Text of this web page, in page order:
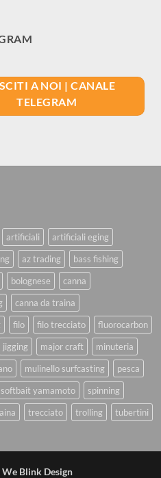
A NOI | CANALE
TELEGRAM
artificiali
artificiali eging
az trading
bass fishing
bolognese
canna
canna da traina
filo filo trecciato
fluorocarbon
jigging major craft
minuteria
mulinello surfcasting
pesca
softbait yamamoto
spinning
trecciato trolling tubertini
We Blink Design